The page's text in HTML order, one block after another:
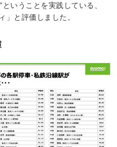
いうことを実践している、
」と評価しました。